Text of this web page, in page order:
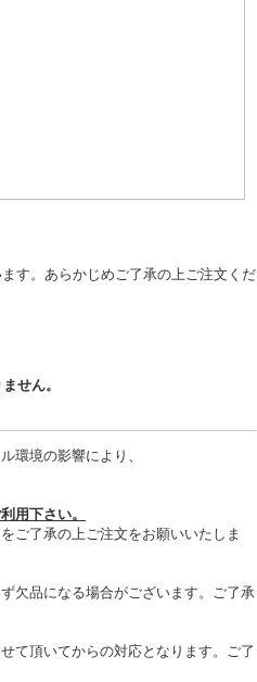
す。あらかじめご了承の上ご注文くだ
せん。
環境の影響により、
用下さい。
ご了承の上ご注文をお願いいたしま
欠品になる場合がございます。ご了承
て頂いてからの対応となります。ご了